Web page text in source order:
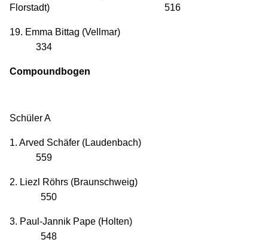
Florstadt) 516
19. Emma Bittag (Vellmar)
334
Compoundbogen
Schüler A
1. Arved Schäfer (Laudenbach)
559
2. Liezl Röhrs (Braunschweig)
550
3. Paul-Jannik Pape (Holten)
548